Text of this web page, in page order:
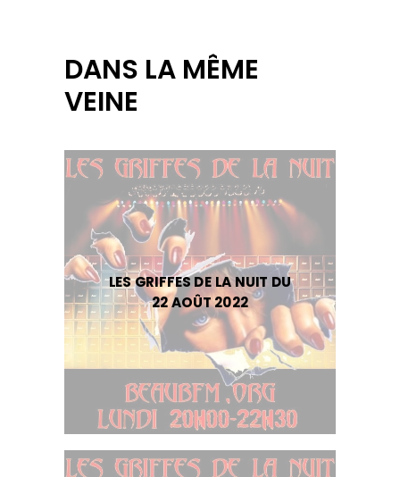
DANS LA MÊME
VEINE
LES GRIFFES DE LA NUIT DU
22 AOÛT 2022